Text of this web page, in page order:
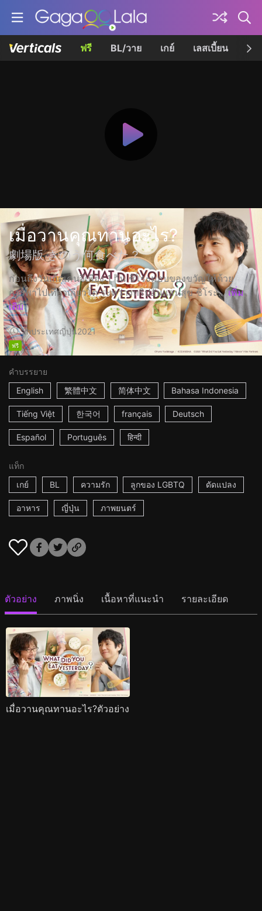
ฟรี BL/วาย เกย์ เลสเบี้ยน เค
เมื่อวานคุณทานอะไร?
劇場版 きのう何食べた？
ก่อนถึงวันเกิดเคนจิเพียง 1 วัน ชิโระมอบของขวัญให้ด้วย
การพาไปเที่ยวเกียวโต ระหว่างทริปอันแสนสุข ชิโระ... เพิ่ม
เติม
2hประเทศญี่ปุ่น2021
ฟรี
คำบรรยาย
English
繁體中文 简体中文 Bahasa Indonesia
Tiếng Việt 한국어 français Deutsch
Español Português हिन्दी
แท็ก
เกย์
BL ความรัก ลูกของ LGBTQ ดัดแปลง
อาหาร ญี่ปุ่น ภาพยนตร์
ตัวอย่าง ภาพนิ่ง เนื้อหาที่แนะนำ รายละเอียด
เมื่อวานคุณทานอะไร?ตัวอย่าง